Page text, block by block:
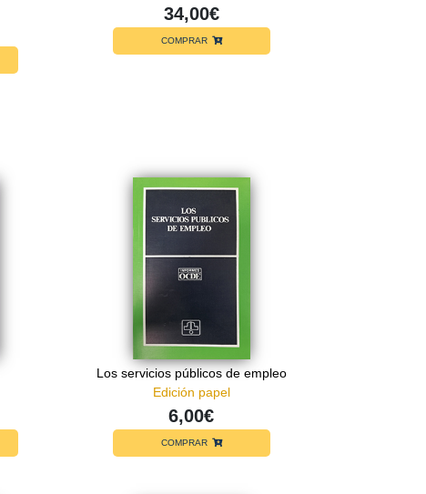
34,00€
COMPRAR
Los servicios públicos de empleo
Edición papel
6,00€
COMPRAR